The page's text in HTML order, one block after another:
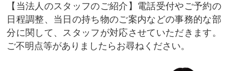
当法人のスタッフのご紹介
電話受付やご予約の
日程調整、当日の持ち物のご案内などの事務的な部
分に関して、スタッフが対応させていただきます。
ご不明点等がありましたらお尋ねください。